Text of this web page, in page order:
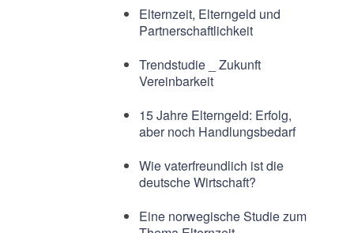
Elternzeit, Elterngeld und
Partnerschaftlichkeit
Trendstudie _ Zukunft
Vereinbarkeit
15 Jahre Elterngeld: Erfolg,
aber noch Handlungsbedarf
Wie vaterfreundlich ist die
deutsche Wirtschaft?
Eine norwegische Studie zum